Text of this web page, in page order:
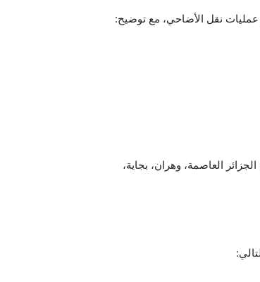
نقل الأضاحي، مع توضيح:
العاصمة، وهران، بجاية،